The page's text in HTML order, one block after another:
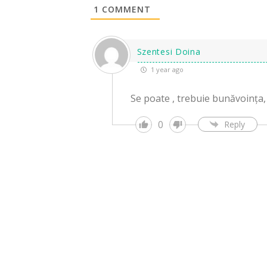
1 COMMENT
Szentesi Doina
1 year ago
Se poate , trebuie bunăvoința,
0
Reply